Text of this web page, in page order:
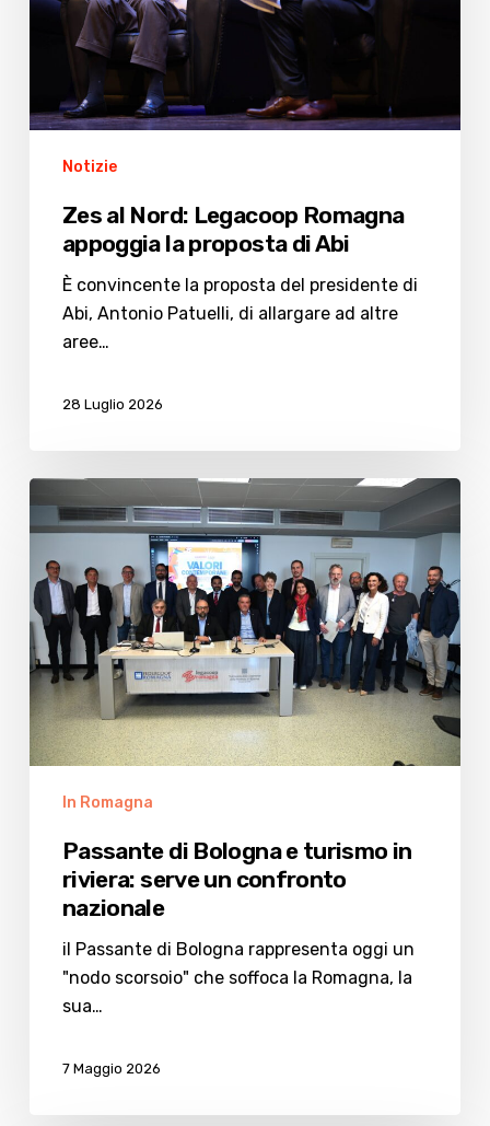
proposta
Abi
Notizie
Zes al Nord: Legacoop Romagna
appoggia la proposta di Abi
È convincente la proposta del presidente di
Abi, Antonio Patuelli, di allargare ad altre
aree…
28 Luglio 2026
e
turismo
in
riviera:
serve
un
confronto
In Romagna
Passante di Bologna e turismo in
riviera: serve un confronto
nazionale
il Passante di Bologna rappresenta oggi un
"nodo scorsoio" che soffoca la Romagna, la
sua…
7 Maggio 2026